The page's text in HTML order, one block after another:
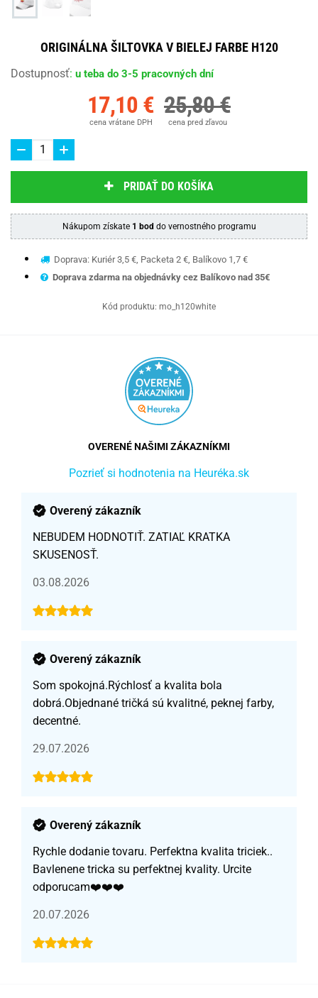
ORIGINÁLNA ŠILTOVKA V BIELEJ FARBE H120
Dostupnosť: u teba do 3-5 pracovných dní
17,10 €
cena vrátane DPH
25,80 €
cena pred zľavou
PRIDAŤ DO KOŠÍKA
Nákupom získate 1 bod do vernostného programu
Doprava: Kuriér 3,5 €, Packeta 2 €, Balíkovo 1,7 €
Doprava zdarma na objednávky cez Balíkovo nad 35€
Kód produktu: mo_h120white
OVERENÉ NAŠIMI ZÁKAZNÍKMI
Pozrieť si hodnotenia na Heuréka.sk
Overený zákazník
NEBUDEM HODNOTIŤ. ZATIAĽ KRATKA
SKUSENOSŤ.
03.08.2026
Overený zákazník
Som spokojná.Rýchlosť a kvalita bola
dobrá.Objednané tričká sú kvalitné, peknej farby,
decentné.
29.07.2026
Overený zákazník
Rychle dodanie tovaru. Perfektna kvalita triciek..
Bavlenene tricka su perfektnej kvality. Urcite
odporucam❤️❤️❤️
20.07.2026